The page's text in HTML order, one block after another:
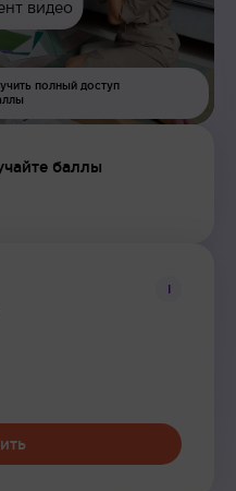
видео
полный доступ
баллы
i